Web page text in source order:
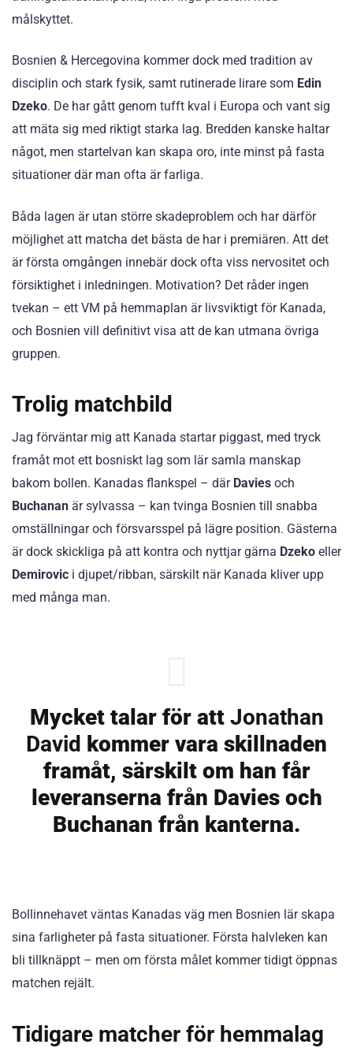
målskyttet.
Bosnien & Hercegovina kommer dock med tradition av
disciplin och stark fysik, samt rutinerade lirare som Edin
Dzeko. De har gått genom tufft kval i Europa och vant sig
att mäta sig med riktigt starka lag. Bredden kanske haltar
något, men startelvan kan skapa oro, inte minst på fasta
situationer där man ofta är farliga.
Båda lagen är utan större skadeproblem och har därför
möjlighet att matcha det bästa de har i premiären. Att det
är första omgången innebär dock ofta viss nervositet och
försiktighet i inledningen. Motivation? Det råder ingen
tvekan – ett VM på hemmaplan är livsviktigt för Kanada,
och Bosnien vill definitivt visa att de kan utmana övriga
gruppen.
Trolig matchbild
Jag förväntar mig att Kanada startar piggast, med tryck
framåt mot ett bosniskt lag som lär samla manskap
bakom bollen. Kanadas flankspel – där Davies och
Buchanan är sylvassa – kan tvinga Bosnien till snabba
omställningar och försvarsspel på lägre position. Gästerna
är dock skickliga på att kontra och nyttjar gärna Dzeko eller
Demirovic i djupet/ribban, särskilt när Kanada kliver upp
med många man.
Mycket talar för att Jonathan
David kommer vara skillnaden
framåt, särskilt om han får
leveranserna från Davies och
Buchanan från kanterna.
Bollinnehavet väntas Kanadas väg men Bosnien lär skapa
sina farligheter på fasta situationer. Första halvleken kan
bli tillknäppt – men om första målet kommer tidigt öppnas
matchen rejält.
Tidigare matcher för hemmalag